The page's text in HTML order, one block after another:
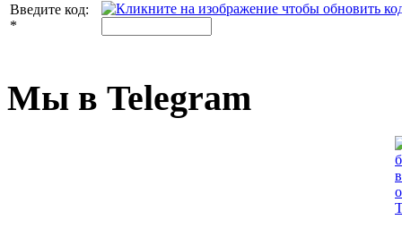
Введите код:
*
Мы в Telegram